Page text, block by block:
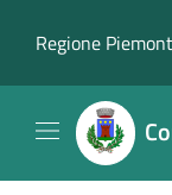
Regione